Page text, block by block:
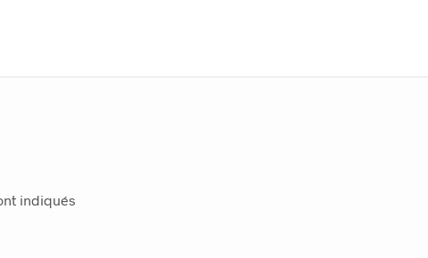
indiqués